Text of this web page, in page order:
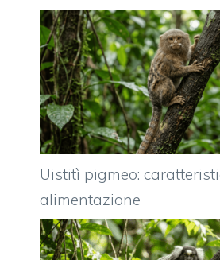
Uistitì pigmeo:
alimentazione